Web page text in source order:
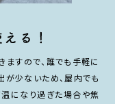
すので、誰でも手軽に
が少ないため、屋内でも
になり過ぎた場合や焦